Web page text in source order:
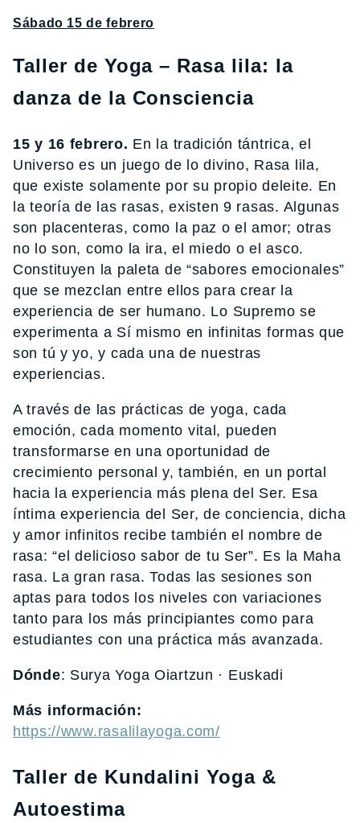
Sábado 15 de febrero
Taller de Yoga – Rasa lila: la
danza de la Consciencia
15 y 16 febrero. En la tradición tántrica, el
Universo es un juego de lo divino, Rasa lila,
que existe solamente por su propio deleite. En
la teoría de las rasas, existen 9 rasas. Algunas
son placenteras, como la paz o el amor; otras
no lo son, como la ira, el miedo o el asco.
Constituyen la paleta de “sabores emocionales”
que se mezclan entre ellos para crear la
experiencia de ser humano. Lo Supremo se
experimenta a Sí mismo en infinitas formas que
son tú y yo, y cada una de nuestras
experiencias.
A través de las prácticas de yoga, cada
emoción, cada momento vital, pueden
transformarse en una oportunidad de
crecimiento personal y, también, en un portal
hacia la experiencia más plena del Ser. Esa
íntima experiencia del Ser, de conciencia, dicha
y amor infinitos recibe también el nombre de
rasa: “el delicioso sabor de tu Ser”. Es la Maha
rasa. La gran rasa. Todas las sesiones son
aptas para todos los niveles con variaciones
tanto para los más principiantes como para
estudiantes con una práctica más avanzada.
Dónde: Surya Yoga Oiartzun · Euskadi
Más información:
https://www.rasalilayoga.com/
Taller de Kundalini Yoga &
Autoestima